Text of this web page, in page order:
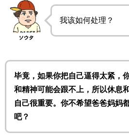
我该如何处理？
毕竟，如果你把自己逼得太紧，
和精神可能会跟不上，所以休息
自己很重要。你不希望爸爸妈妈
吧？